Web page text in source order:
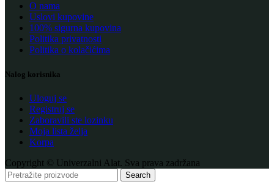
O nama
Uslovi kupovine
100% sigurna kupovina
Politika privatnosti
Politika o kolačićima
Nalog korisnika
Uloguj se
Registruj se
Zaboravili ste lozinku
Moja lista želja
Korpa
Copyright © Univerzalni Alat. Sva prava zadržana
Search